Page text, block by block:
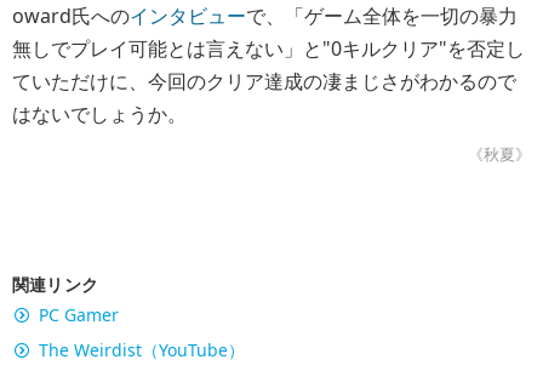
oward氏へのインタビューで、「ゲーム全体を一切の暴力
無しでプレイ可能とは言えない」と"0キルクリア"を否定し
ていただけに、今回のクリア達成の凄まじさがわかるので
はないでしょうか。
《秋夏》
関連リンク
PC Gamer
The Weirdist（YouTube）